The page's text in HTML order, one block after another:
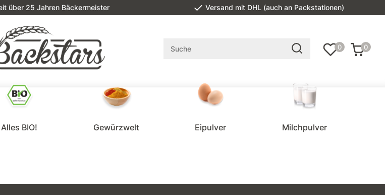
über 25 Jahren Bäckermeister Versand mit DHL (auch an Packstationen)
0 0
Alles BIO! Gewürzwelt Eipulver Milchpulver